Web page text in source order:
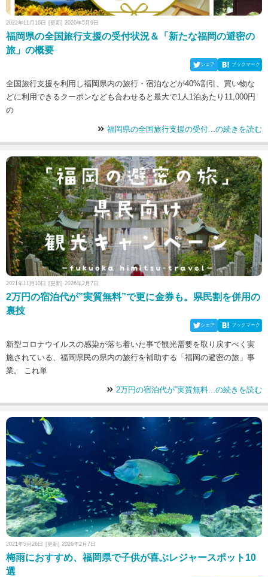
2022年11月16日 [更新] 2026年5月9日
福岡県の全国旅行支援の受付状況＆「新たな福岡の避密の
旅」の概要
シェア ブックマーク
全国旅行支援を利用し福岡県内の旅行・宿泊などが40%割引、買い物な
どに利用できるクーポンなども合わせると最大で1人1泊あたり11,000円
の
福岡県の全国旅行支援の受付...の続きを読む
2021年11月10日 [更新] 2026年2月7日
2万円の宿泊代が”実質無料”で更に金券も。県民割を併用の
裏技
シェア ブックマーク
新型コロナウイルスの感染が落ち着いた事で観光需要を取り戻すべく実
施されている、福岡県民の県内の旅行を補助する「福岡の避密の旅」事
業。 これ単
2万円の宿泊代が”実質無料...の続きを読む
2021年5月26日 [更新] 2026年2月7日
梅雨におすすめ、福岡県で子供が喜ぶレジャースポット10
選